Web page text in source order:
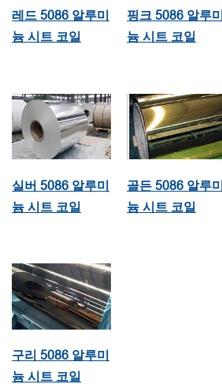
레드 5086 알루미
늄 시트 코일
핑크 5086 알루미
늄 시트 코일
실버 5086 알루미
늄 시트 코일
골든 5086 알루미
늄 시트 코일
구리 5086 알루미
늄 시트 코일